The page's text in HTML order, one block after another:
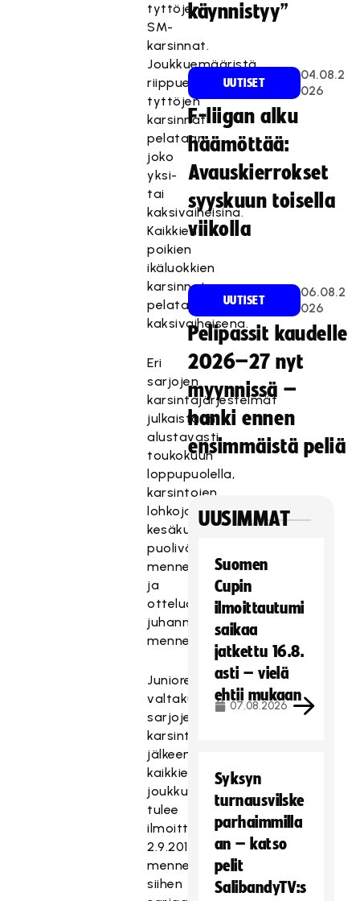
tyttöjen
SM-
karsinnat.
Joukkuemääristä
riippuen
tyttöjen
karsinnat
pelataan
joko
yksi-
tai
kaksivaiheisina.
Kaikkien
poikien
ikäluokkien
karsinnat
pelataan
kaksivaiheisena.
Eri
sarjojen
karsintajärjestelmät
julkaistaan
alustavasti
toukokuun
loppupuolella,
karsintojen
lohkojaot
kesäkuun
puoliväliin
mennessä
ja
otteluohjelmat
juhannukseen
mennessä.
Junioreiden
valtakunnallisten
sarjojen
karsintojen
jälkeen
kaikkien
joukkueiden
tulee
ilmoittautua
2.9.2016
mennessä
siihen
käynnistyy”
UUTISET
04.08.2
026
F-liigan alku
häämöttää:
Avauskierrokset
syyskuun toisella
viikolla
UUTISET
06.08.2
026
Pelipassit kaudelle
2026–27 nyt
myynnissä –
hanki ennen
ensimmäistä peliä
UUSIMMAT
Suomen
Cupin
ilmoittautumi
saikaa
jatkettu 16.8.
asti – vielä
ehtii mukaan
07.08.2026
Syksyn
turnausvilske
parhaimmilla
an – katso
pelit
SalibandyTV:s